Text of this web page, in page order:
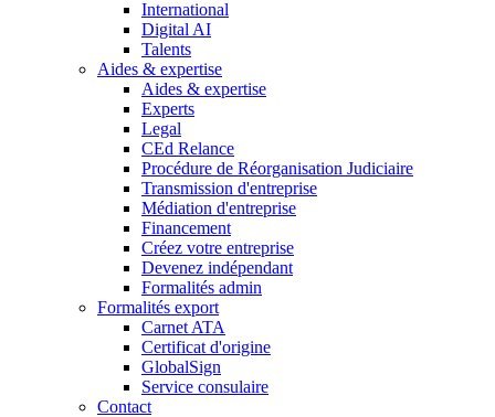
International
Digital AI
Talents
Aides & expertise
Aides & expertise
Experts
Legal
CEd Relance
Procédure de Réorganisation Judiciaire
Transmission d'entreprise
Médiation d'entreprise
Financement
Créez votre entreprise
Devenez indépendant
Formalités admin
Formalités export
Carnet ATA
Certificat d'origine
GlobalSign
Service consulaire
Contact